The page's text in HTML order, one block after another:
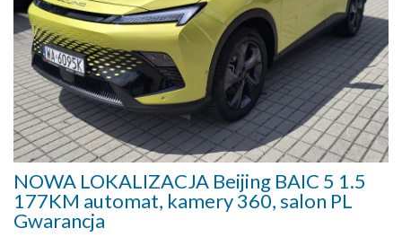
NOWA LOKALIZACJA Beijing BAIC 5 1.5
177KM automat, kamery 360, salon PL
Gwarancja